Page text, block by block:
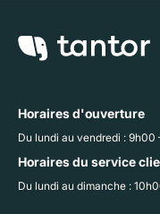
Horaires d'ouverture
Du lundi au vendredi : 9h00
Horaires du service
Du lundi au dimanche :